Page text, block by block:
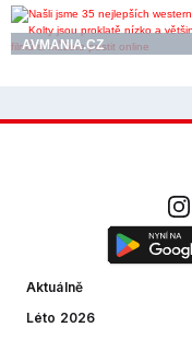
AVMANIA.CZ
Aktuálně
Léto 2026